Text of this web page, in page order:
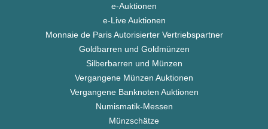
e-Auktionen
e-Live Auktionen
Monnaie de Paris Autorisierter Vertriebspartner
Goldbarren und Goldmünzen
Silberbarren und Münzen
Vergangene Münzen Auktionen
Vergangene Banknoten Auktionen
Numismatik-Messen
Münzschätze